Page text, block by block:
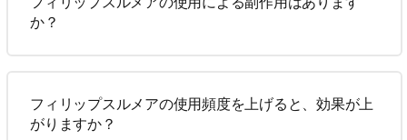
か？
フィリップスルメアの使用頻度を上げると、効果が上
がりますか？